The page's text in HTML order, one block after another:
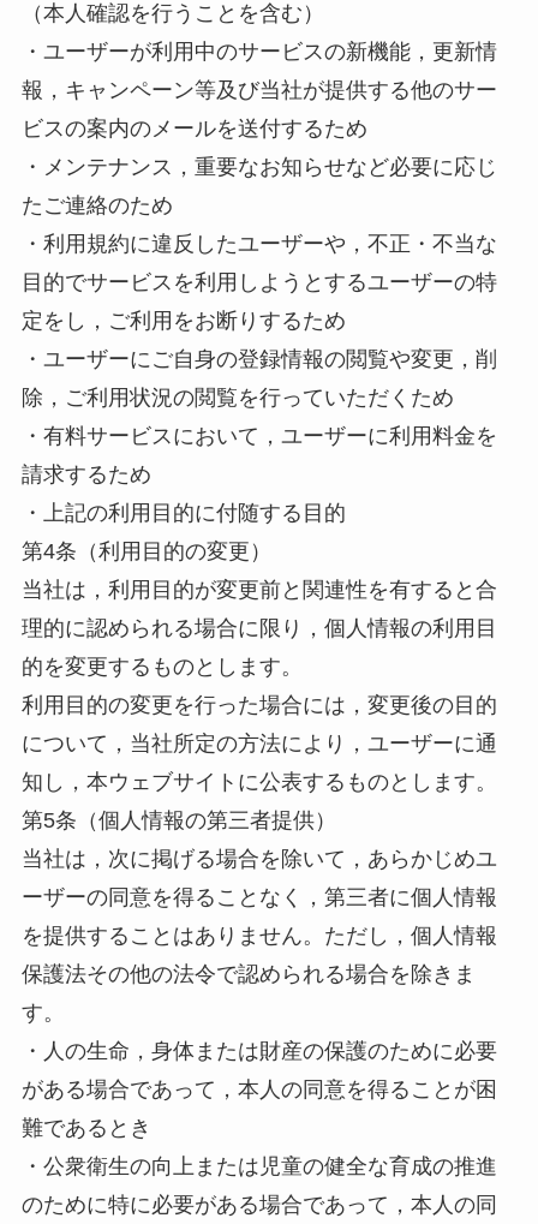
（本人確認を行うことを含む）
・ユーザーが利用中のサービスの新機能，更新情
報，キャンペーン等及び当社が提供する他のサー
ビスの案内のメールを送付するため
・メンテナンス，重要なお知らせなど必要に応じ
たご連絡のため
・利用規約に違反したユーザーや，不正・不当な
目的でサービスを利用しようとするユーザーの特
定をし，ご利用をお断りするため
・ユーザーにご自身の登録情報の閲覧や変更，削
除，ご利用状況の閲覧を行っていただくため
・有料サービスにおいて，ユーザーに利用料金を
請求するため
・上記の利用目的に付随する目的
第4条（利用目的の変更）
当社は，利用目的が変更前と関連性を有すると合
理的に認められる場合に限り，個人情報の利用目
的を変更するものとします。
利用目的の変更を行った場合には，変更後の目的
について，当社所定の方法により，ユーザーに通
知し，本ウェブサイトに公表するものとします。
第5条（個人情報の第三者提供）
当社は，次に掲げる場合を除いて，あらかじめユ
ーザーの同意を得ることなく，第三者に個人情報
を提供することはありません。ただし，個人情報
保護法その他の法令で認められる場合を除きま
す。
・人の生命，身体または財産の保護のために必要
がある場合であって，本人の同意を得ることが困
難であるとき
・公衆衛生の向上または児童の健全な育成の推進
のために特に必要がある場合であって，本人の同